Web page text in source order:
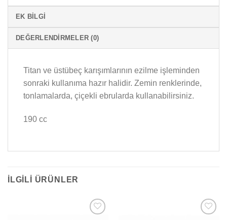
EK BILGI
DEĞERLENDIRMELER (0)
Titan ve üstübeç karışımlarının ezilme işleminden
sonraki kullanıma hazır halidir. Zemin renklerinde,
tonlamalarda, çiçekli ebrularda kullanabilirsiniz.
190 cc
İLGILI ÜRÜNLER